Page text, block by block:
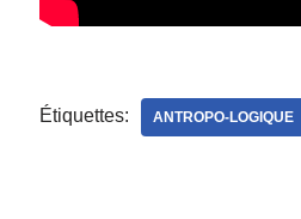
Étiquettes: ANTROPO-LOGIQUE